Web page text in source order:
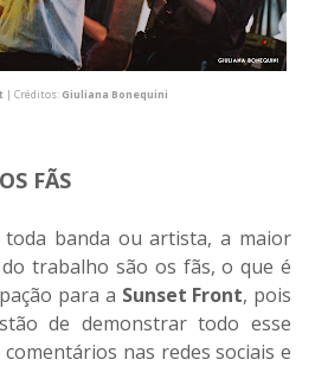
| Créditos: Giuliana Bonequini
FÃS
banda ou artista, a maior
trabalho são os fãs, o que é
para a Sunset Front, pois
de demonstrar todo esse
nas redes sociais e